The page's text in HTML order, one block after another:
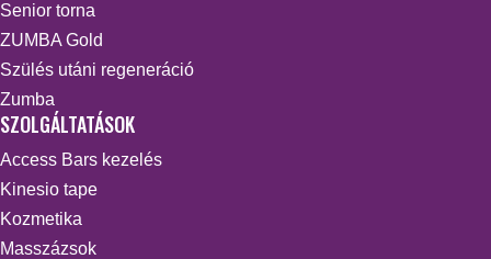
Senior torna
ZUMBA Gold
Szülés utáni regeneráció
Zumba
SZOLGÁLTATÁSOK
Access Bars kezelés
Kinesio tape
Kozmetika
Masszázsok